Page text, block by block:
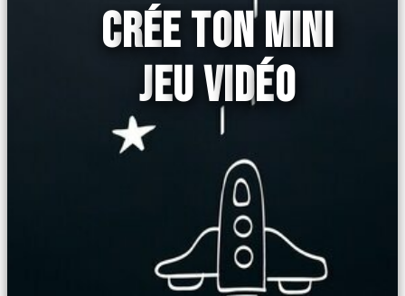
CRÉE TON MINI
JEU VIDÉO